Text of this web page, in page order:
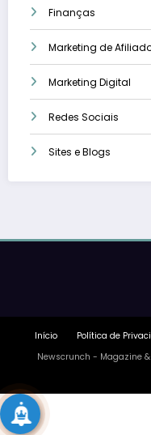
Finanças
Marketing de
Marketing Digital
Redes Sociais
Sites e Blogs
Início Política de
Newscrunch - Magazine &